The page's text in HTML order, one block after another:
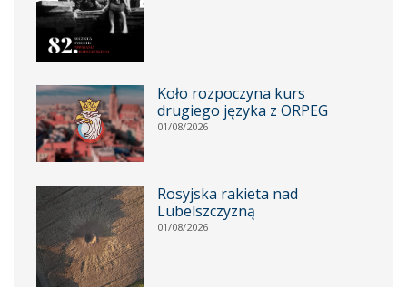
Koło rozpoczyna kurs
drugiego języka z ORPEG
01/08/2026
Rosyjska rakieta nad
Lubelszczyzną
01/08/2026